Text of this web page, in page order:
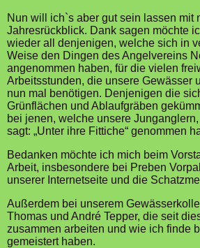
Nun will ich`s aber gut sein lassen mit
Jahresrückblick. Dank sagen möchte
wieder all denjenigen, welche sich in
Weise den Dingen des Angelvereins
angenommen haben, für die vielen
Arbeitsstunden, die unsere Gewässer
nun mal benötigen. Denjenigen die
Grünflächen und Ablaufgräben
bei jenen, welche unsere
sagt: „Unter ihre Fittiche“ genommen
Bedanken möchte ich mich beim
Arbeit, insbesondere bei Preben
unserer Internetseite und die
Außerdem bei unserem
Thomas und André Tepper, die seit
zusammen arbeiten und wie ich finde
gemeistert haben.